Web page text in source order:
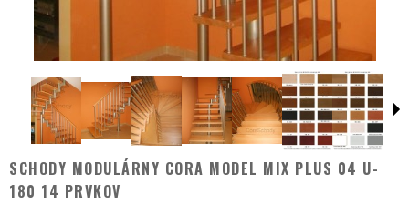
SCHODY MODULÁRNY CORA MODEL MIX PLUS 04 U-
180 14 PRVKOV